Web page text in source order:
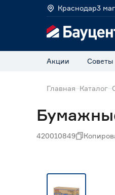
Краснодар3
Акции Советы
Главная Каталог
420010849